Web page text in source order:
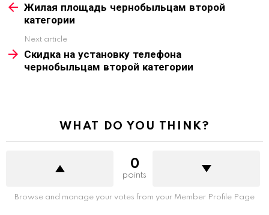
moreЖилая площадь чернобыльцам второй
категории
Next article
Скидка на установку телефона
чернобыльцам второй категории
WHAT DO YOU THINK?
0
points
Browse and manage your votes from your Member Profile Page